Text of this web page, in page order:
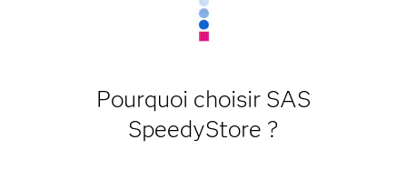
Pourquoi choisir SAS
SpeedyStore ?